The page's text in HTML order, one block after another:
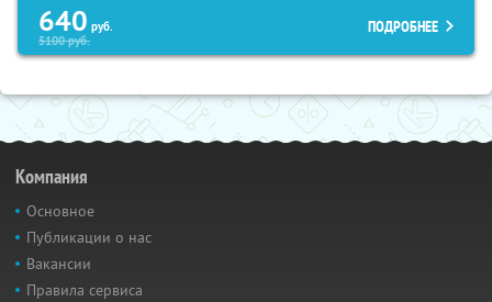
640 руб.
5100руб.
ПОДРОБНЕЕ
Компания
Основное
Публикации о нас
Вакансии
Правила сервиса